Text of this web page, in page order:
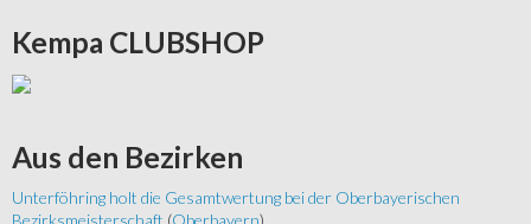
Kempa CLUBSHOP
Aus den Bezirken
Unterföhring holt die Gesamtwertung bei der Oberbayerischen